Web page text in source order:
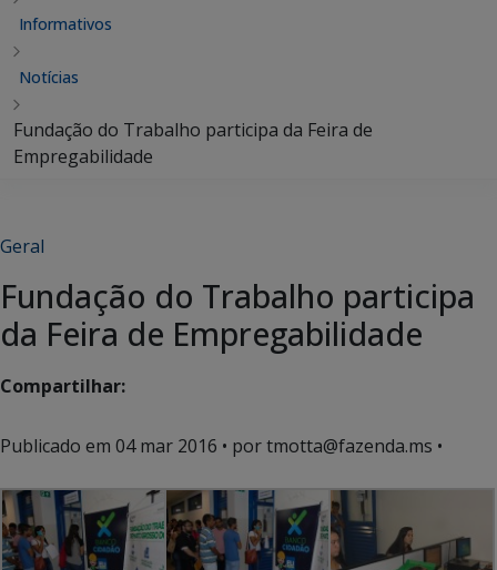
Informativos
Notícias
Fundação do Trabalho participa da Feira de
Empregabilidade
Geral
Fundação do Trabalho participa
da Feira de Empregabilidade
Compartilhar:
Publicado em 04 mar 2016 • por tmotta@fazenda.ms •